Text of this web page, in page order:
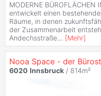
MODERNE BÜROFLÄCHEN
entwickelt einen
Räume, in denen
der Zusammenarbeit
Andechsstraße... [Mehr]
6020 Innsbruck / 814m²